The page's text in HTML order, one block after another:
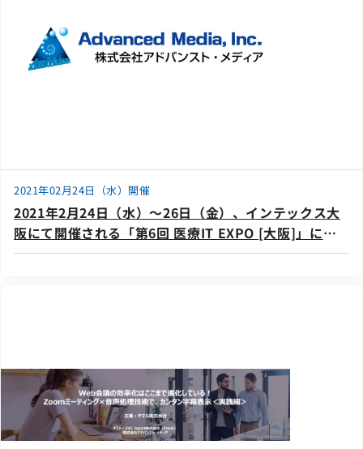
2021年02月24日（水）開催
2021年2月24日（水）～26日（金）、インテックス大
阪にて開催される「第6回 医療IT EXPO [大阪]」に出
展いたします。